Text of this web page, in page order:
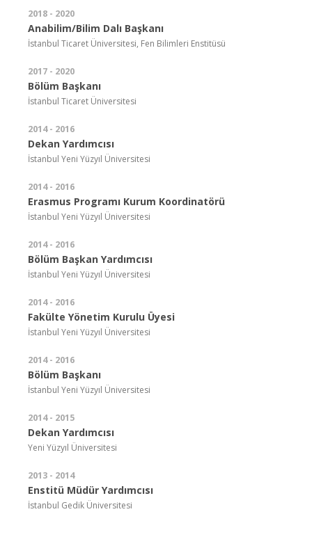
2018 - 2020
Anabilim/Bilim Dalı Başkanı
İstanbul Ticaret Üniversitesi, Fen Bilimleri Enstitüsü
2017 - 2020
Bölüm Başkanı
İstanbul Ticaret Üniversitesi
2014 - 2016
Dekan Yardımcısı
İstanbul Yeni Yüzyıl Üniversitesi
2014 - 2016
Erasmus Programı Kurum Koordinatörü
İstanbul Yeni Yüzyıl Üniversitesi
2014 - 2016
Bölüm Başkan Yardımcısı
İstanbul Yeni Yüzyıl Üniversitesi
2014 - 2016
Fakülte Yönetim Kurulu Üyesi
İstanbul Yeni Yüzyıl Üniversitesi
2014 - 2016
Bölüm Başkanı
İstanbul Yeni Yüzyıl Üniversitesi
2014 - 2015
Dekan Yardımcısı
Yeni Yüzyıl Üniversitesi
2013 - 2014
Enstitü Müdür Yardımcısı
İstanbul Gedik Üniversitesi